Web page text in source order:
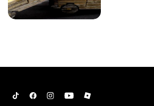
TiktokFacebook
Instagram
YouTubeRoblox